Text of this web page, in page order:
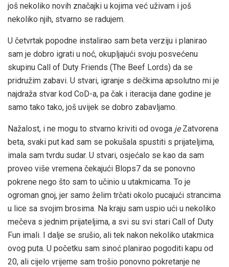
još nekoliko novih značajki u kojima već uživam i još
nekoliko njih, stvarno se radujem.
U četvrtak popodne instalirao sam beta verziju i planirao
sam je dobro igrati u noć, okupljajući svoju posvećenu
skupinu Call of Duty Friends (The Beef Lords) da se
pridružim zabavi. U stvari, igranje s dečkima apsolutno mi je
najdraža stvar kod CoD-a, pa čak i iteracija dane godine je
samo tako tako, još uvijek se dobro zabavljamo.
Nažalost, i ne mogu to stvarno kriviti od ovoga jeZatvorena
beta, svaki put kad sam se pokušala spustiti s prijateljima,
imala sam tvrdu sudar. U stvari, osjećalo se kao da sam
proveo više vremena čekajući Blops7 da se ponovno
pokrene nego što sam to učinio u utakmicama. To je
ogroman gnoj, jer samo želim trčati okolo pucajući strancima
u lice sa svojim brosima. Na kraju sam uspio ući u nekoliko
mečeva s jednim prijateljima, a svi su svi stari Call of Duty
Fun imali. I dalje se srušio, ali tek nakon nekoliko utakmica
ovog puta. U početku sam sinoć planirao pogoditi kapu od
20, ali cijelo vrijeme sam trošio ponovno pokretanje ne